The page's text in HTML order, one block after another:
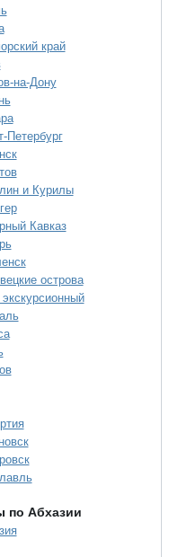
край
на-Дону
Петербург
и Курилы
Кавказ
острова
по Абхазии